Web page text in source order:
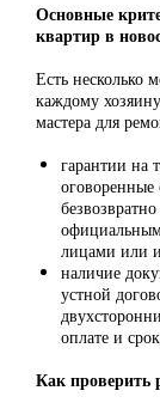
Основные
квартир в
Есть несколько
каждому
мастера для
гарантии на
оговоренные
лицами или
наличие
устной
оплате и
Как проверить